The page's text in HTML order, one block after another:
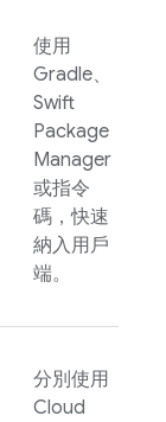
使用
Gradle、
Swift
Package
Manager
或指令
碼，快速
納入用戶
端。
分別使用
Cloud